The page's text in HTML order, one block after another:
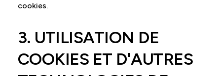
cookies.
3. UTILISATION DE
COOKIES ET D'AUTRES